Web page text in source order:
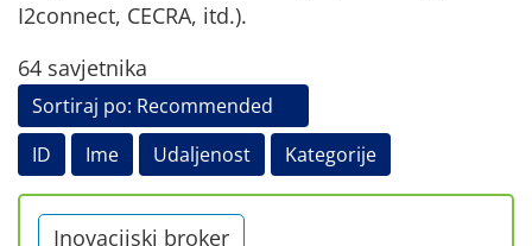
I2connect, CECRA, itd.).
64 savjetnika
Sortiraj po: Recommended
ID
Ime Udaljenost Kategorije
Inovacijski broker